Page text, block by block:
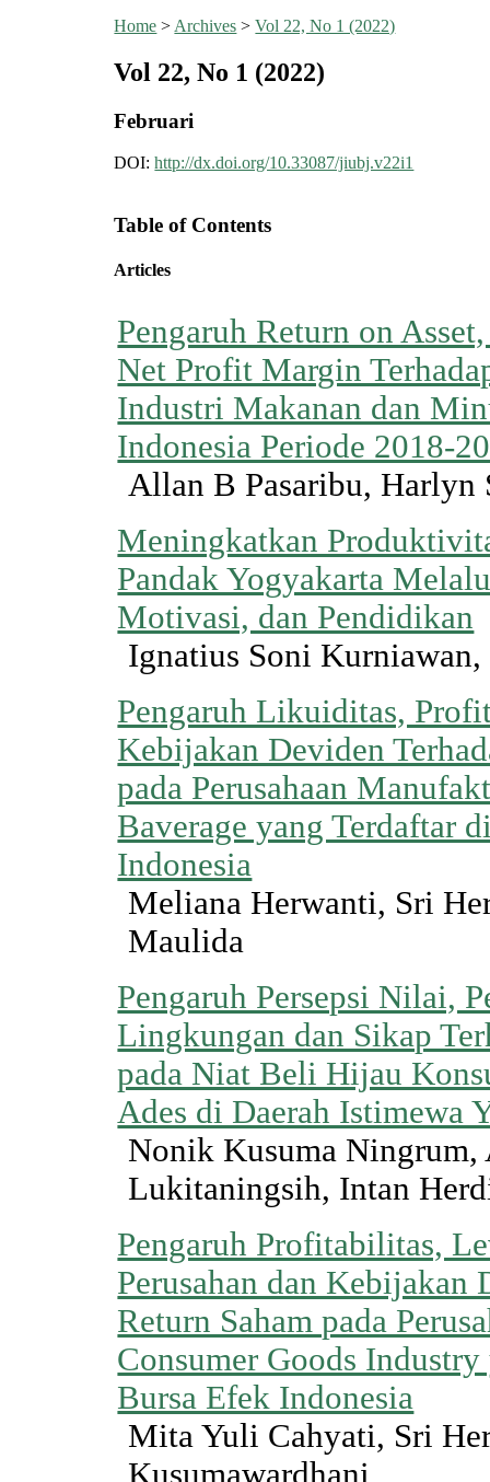
Home > Archives >Vol 22, No 1 (2022)
Vol 22, No 1 (2022)
Februari
DOI:http://dx.doi.org/10.33087/jiubj.v22i1
Table of Contents
Articles
Pengaruh Return on
Net Profit Margin
Industri Makanan dan
Indonesia Periode 2018-
Allan B Pasaribu, Harlyn
Meningkatkan
Pandak Yogyakarta
Motivasi, dan Pendidikan
Ignatius Soni
Pengaruh Likuiditas,
Kebijakan Deviden
pada Perusahaan
Baverage yang Terdaftar
Indonesia
Meliana Herwanti, Sri
Maulida
Pengaruh Persepsi Nilai,
Lingkungan dan Sikap
pada Niat Beli Hijau
Ades di Daerah Istimewa
Nonik Kusuma Ningrum,
Lukitaningsih, Intan
Pengaruh Profitabilitas,
Perusahan dan Kebijakan
Return Saham pada
Consumer Goods
Bursa Efek Indonesia
Mita Yuli Cahyati, Sri
Kusumawardhani